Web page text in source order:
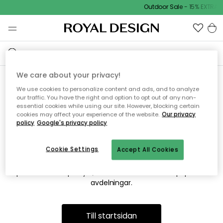
Outdoor Sale - 15% EXTRA
Vi hittar tyvärr inte sidan du
söker
Detta kan bero på att sidan inte längre finns eller att den har
flyttats. Vi ber om ursäkt för besväret. I menyn ovan kan du
prova att söka på nytt, eller besöka en av våra populära
avdelningar.
Till startsidan
We care about your privacy!
We use cookies to personalize content and ads, and to analyze
our traffic. You have the right and option to opt out of any non-
essential cookies while using our site. However, blocking certain
cookies may affect your experience of the website. Our privacy
policy Google's privacy policy
Accept All Cookies
Cookie Settings